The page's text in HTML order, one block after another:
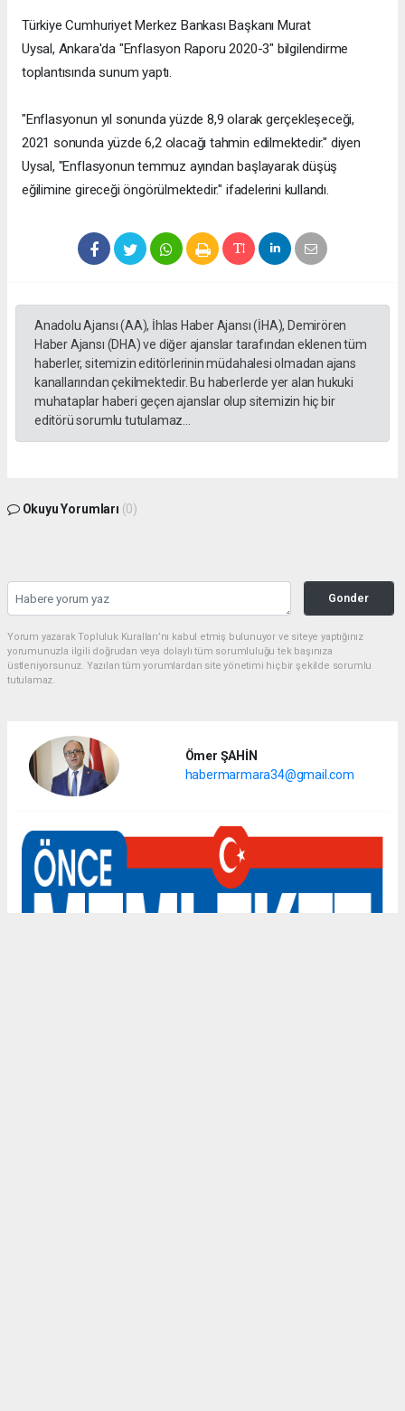
Türkiye Cumhuriyet Merkez Bankası Başkanı Murat
Uysal, Ankara'da "Enflasyon Raporu 2020-3" bilgilendirme
toplantısında sunum yaptı.
"Enflasyonun yıl sonunda yüzde 8,9 olarak gerçekleşeceği,
2021 sonunda yüzde 6,2 olacağı tahmin edilmektedir." diyen
Uysal, "Enflasyonun temmuz ayından başlayarak düşüş
eğilimine gireceği öngörülmektedir." ifadelerini kullandı.
Anadolu Ajansı (AA), İhlas Haber Ajansı (İHA), Demirören
Haber Ajansı (DHA) ve diğer ajanslar tarafından eklenen tüm
haberler, sitemizin editörlerinin müdahalesi olmadan ajans
kanallarından çekilmektedir. Bu haberlerde yer alan hukuki
muhataplar haberi geçen ajanslar olup sitemizin hiç bir
editörü sorumlu tutulamaz...
Okuyu Yorumları (0)
Gonder
Yorum yazarak Topluluk Kuralları’nı kabul etmiş bulunuyor ve siteye yaptığınız
yorumunuzla ilgili doğrudan veya dolaylı tüm sorumluluğu tek başınıza
üstleniyorsunuz. Yazılan tüm yorumlardan site yönetimi hiçbir şekilde sorumlu
tutulamaz.
Ömer ŞAHİN
habermarmara34@gmail.com